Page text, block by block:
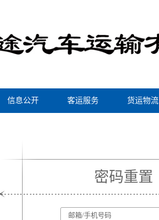
信息公开 客运服务 货运物流
密码重置